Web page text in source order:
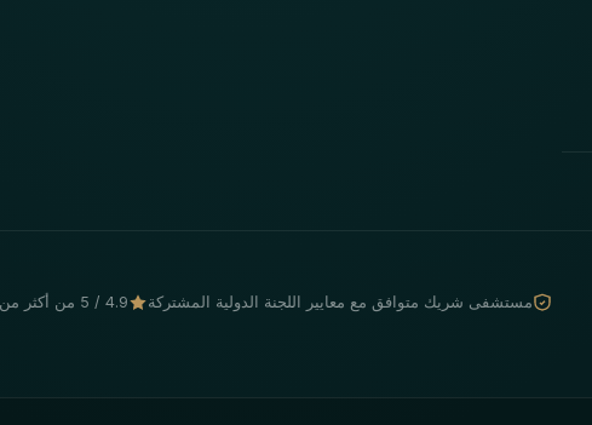
مستشفى شريك متوافق مع معايير اللجنة الدولية المشتركة 4.9 / 5 من أكثر من 256 مريضًا